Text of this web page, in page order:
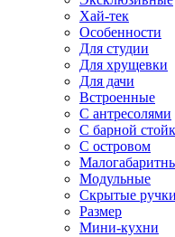
Хай-тек
Особенности
Для студии
Для хрущевки
Для дачи
Встроенные
С антресолями
С барной
С островом
Модульные
Скрытые ручки
Размер
Мини-кухни